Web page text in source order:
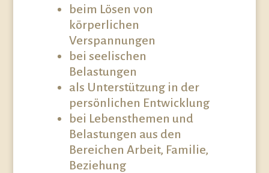
beim Lösen von
körperlichen
Verspannungen
bei seelischen
Belastungen
als Unterstützung in der
persönlichen Entwicklung
bei Lebensthemen und
Belastungen aus den
Bereichen Arbeit, Familie,
Beziehung